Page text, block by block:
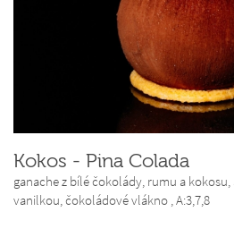
Kokos - Pina Colada
ganache z bílé čokolády, rumu a
vanilkou, čokoládové vlákno ,A:3,7,8